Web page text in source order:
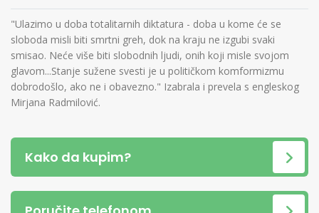
"Ulazimo u doba totalitarnih diktatura - doba u kome će se
sloboda misli biti smrtni greh, dok na kraju ne izgubi svaki
smisao. Neće više biti slobodnih ljudi, onih koji misle svojom
glavom...Stanje sužene svesti je u političkom komformizmu
dobrodošlo, ako ne i obavezno." Izabrala i prevela s engleskog
Mirjana Radmilović.
Kako da kupim?